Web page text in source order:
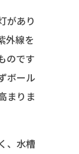
があり
外線を
のです
ボール
まりま
、水槽